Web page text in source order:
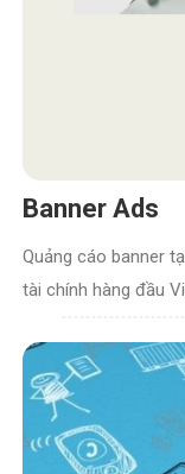
Banner Ads
Quảng cáo banner
tài chính hàng đầu